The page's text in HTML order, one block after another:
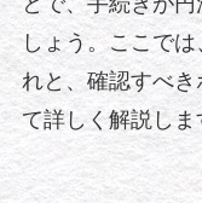
しょう。ここで
れと、確認すべ
て詳しく解説しま